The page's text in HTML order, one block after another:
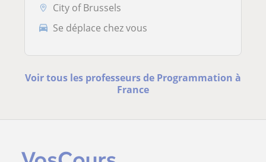
City of Brussels
Se déplace chez vous
Voir tous les professeurs de Programmation à
France